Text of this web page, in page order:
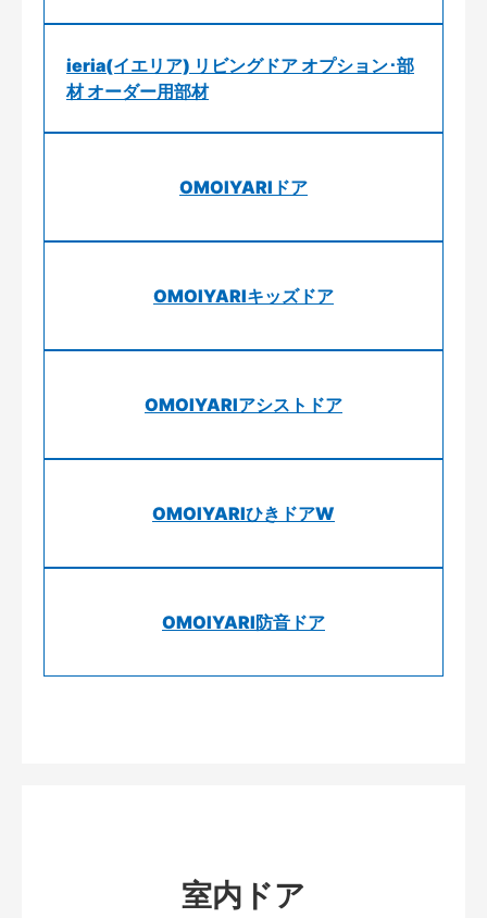
ieria(イエリア) リビングドア オプション･部
材 オーダー用部材
OMOIYARIドア
OMOIYARIキッズドア
OMOIYARIアシストドア
OMOIYARIひきドアW
OMOIYARI防音ドア
室内ドア